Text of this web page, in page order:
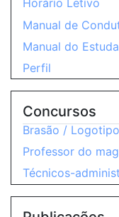
Horário Letivo
Manual de
Manual do
Perfil
Concursos
Brasão / Logotipo
Professor do
Técnicos-